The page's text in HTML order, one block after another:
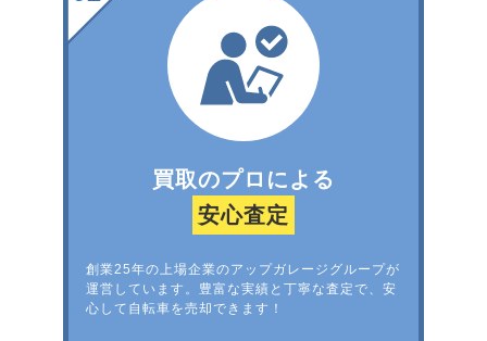
買取のプロによる
安心査定
創業25年の上場企業のアップガレージグループが
運営しています。豊富な実績と丁寧な査定で、安
心して自転車を売却できます！